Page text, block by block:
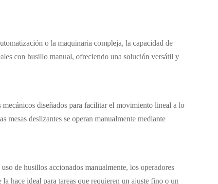
o la maquinaria compleja, la capacidad de
con husillo manual, ofreciendo una solución versátil y
diseñados para facilitar el movimiento lineal a lo
mesas deslizantes se operan manualmente mediante
de husillos accionados manualmente, los operadores
hace ideal para tareas que requieren un ajuste fino o un